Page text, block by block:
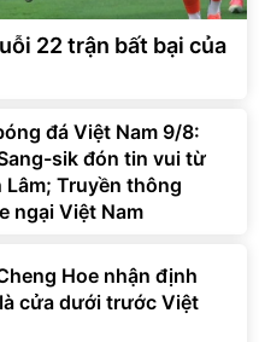
22 trận bất bại của
đá Việt Nam 9/8:
sik đón tin vui từ
Lâm; Truyền thông
ngại Việt Nam
Hoe nhận định
cửa dưới trước Việt